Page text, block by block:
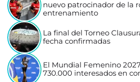
nuevo patrocinador de la
entrenamiento
La final del Torneo
fecha confirmadas
El Mundial Femenino
730.000 interesados en